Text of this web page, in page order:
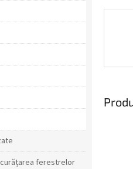
ferestrelor